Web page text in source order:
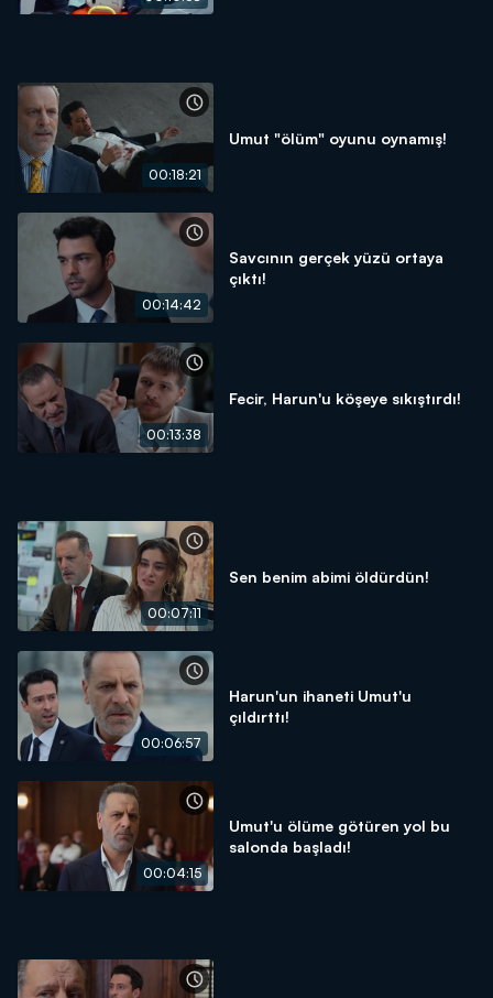
00:18:21
Umut "ölüm" oyunu oynamış!
00:14:42
Savcının gerçek yüzü ortaya
çıktı!
00:13:38
Fecir, Harun'u köşeye sıkıştırdı!
00:07:11
Sen benim abimi öldürdün!
00:06:57
Harun'un ihaneti Umut'u
çıldırttı!
00:04:15
Umut'u ölüme götüren yol bu
salonda başladı!